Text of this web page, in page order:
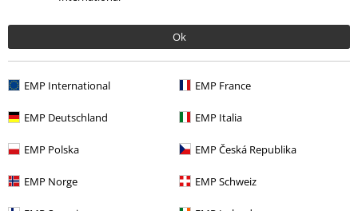
Ok
EMP International EMP France
EMP Deutschland EMP Italia
EMP Polska EMP Česká Republika
EMP Norge EMP Schweiz
Design
Střih
Šířka
Délka